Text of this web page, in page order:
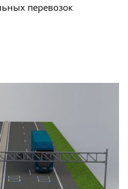
перевозок